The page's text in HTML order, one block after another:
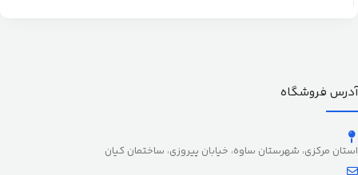
آدرس فروشگاه
استان مرکزی، شهرستان ساوه، خیابان پیروزی، ساختمان کیان